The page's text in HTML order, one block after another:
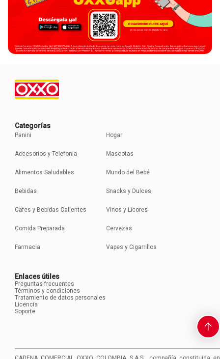
Categorías
Panini
Accesorios y Telefonia
Alimentos Saludables
Bebidas
Cafes y Bebidas Calientes
Comida Preparada
Farmacia
Hogar
Mascotas
Mundo del Bebé
Snacks y Dulces
Vinos y Licores
Cervezas
Vapes y Cigarrillos
Enlaces útiles
Preguntas frecuentes
Términos y condiciones
Tratamiento de datos personales
Licencia
Soporte